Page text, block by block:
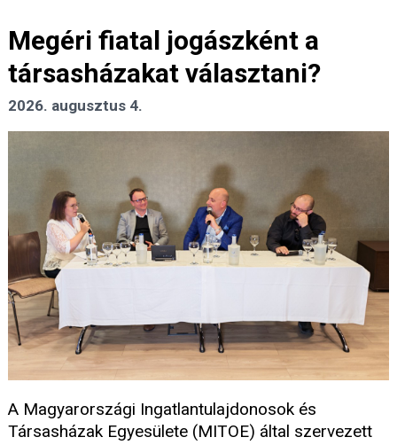
Megéri fiatal jogászként a
társasházakat választani?
2026. augusztus 4.
A Magyarországi Ingatlantulajdonosok és
Társasházak Egyesülete (MITOE) által szervezett